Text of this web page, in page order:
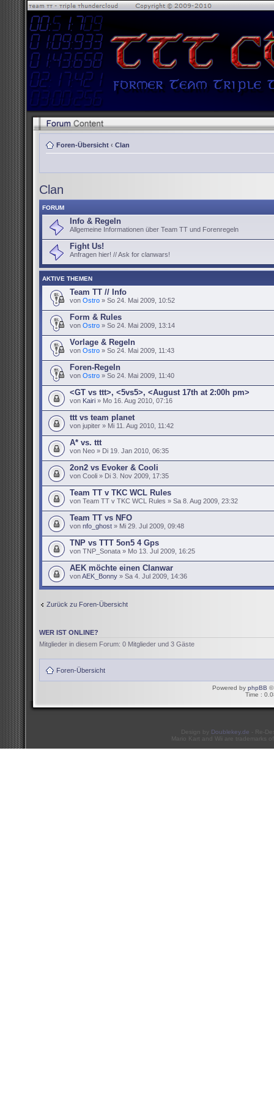
Foren-Übersicht ‹ Clan
Clan
FORUM
Info & Regeln
Allgemeine Informationen über Team TT und Forenregeln
Fight Us!
Anfragen hier! // Ask for clanwars!
AKTIVE THEMEN
Team TT // Info
von Ostro » So 24. Mai 2009, 10:52
Form & Rules
von Ostro » So 24. Mai 2009, 13:14
Vorlage & Regeln
von Ostro » So 24. Mai 2009, 11:43
Foren-Regeln
von Ostro » So 24. Mai 2009, 11:40
<GT vs ttt>, <5vs5>, <August 17th at 2:00h pm>
von Kairi » Mo 16. Aug 2010, 07:16
ttt vs team planet
von jupiter » Mi 11. Aug 2010, 11:42
A* vs. ttt
von Neo » Di 19. Jan 2010, 06:35
2on2 vs Evoker & Cooli
von Cooli » Di 3. Nov 2009, 17:35
Team TT v TKC WCL Rules
von Team TT v TKC WCL Rules » Sa 8. Aug 2009, 23:32
Team TT vs NFO
von nfo_ghost » Mi 29. Jul 2009, 09:48
TNP vs TTT 5on5 4 Gps
von TNP_Sonata » Mo 13. Jul 2009, 16:25
AEK möchte einen Clanwar
vonAEK_Bonny » Sa 4. Jul 2009, 14:36
Zurück zu Foren-Übersicht
WER IST ONLINE?
Mitglieder in diesem Forum: 0 Mitglieder und 3 Gäste
Foren-Übersicht
Powered by phpBB ©
Time :
Design by Doublekey.de - Re-
Mario Kart and Wii are trademarks